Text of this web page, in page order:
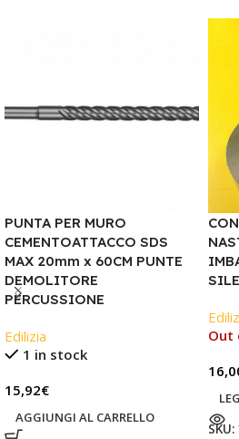
PUNTA PER MURO
CEMENTOATTACCO SDS
MAX 20mm x 60CM PUNTE
DEMOLITORE
PERCUSSIONE
Edilizia
1 in stock
15,92€
AGGIUNGI AL CARRELLO
Out
SKU: